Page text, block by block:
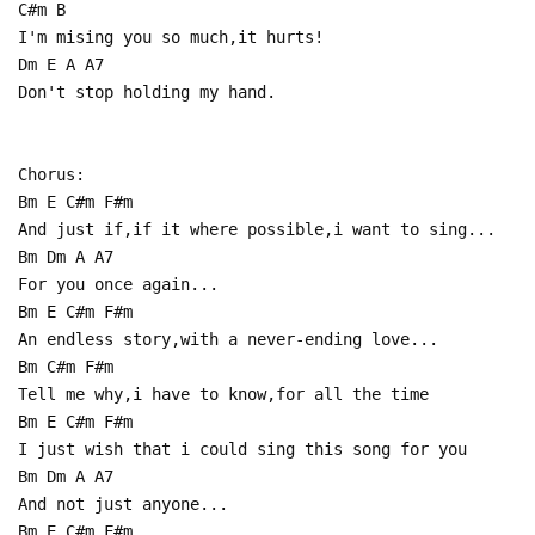
C#m B
I'm mising you so much,it hurts!
Dm E A A7
Don't stop holding my hand.
Chorus:
Bm E C#m F#m
And just if,if it where possible,i want to sing...
Bm Dm A A7
For you once again...
Bm E C#m F#m
An endless story,with a never-ending love...
Bm C#m F#m
Tell me why,i have to know,for all the time
Bm E C#m F#m
I just wish that i could sing this song for you
Bm Dm A A7
And not just anyone...